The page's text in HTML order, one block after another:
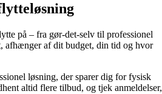
på – fra gør-det-selv til professionel
afhænger af dit budget, din tid og hvor
løsning, der sparer dig for fysisk
altid flere tilbud, og tjek anmeldelser,